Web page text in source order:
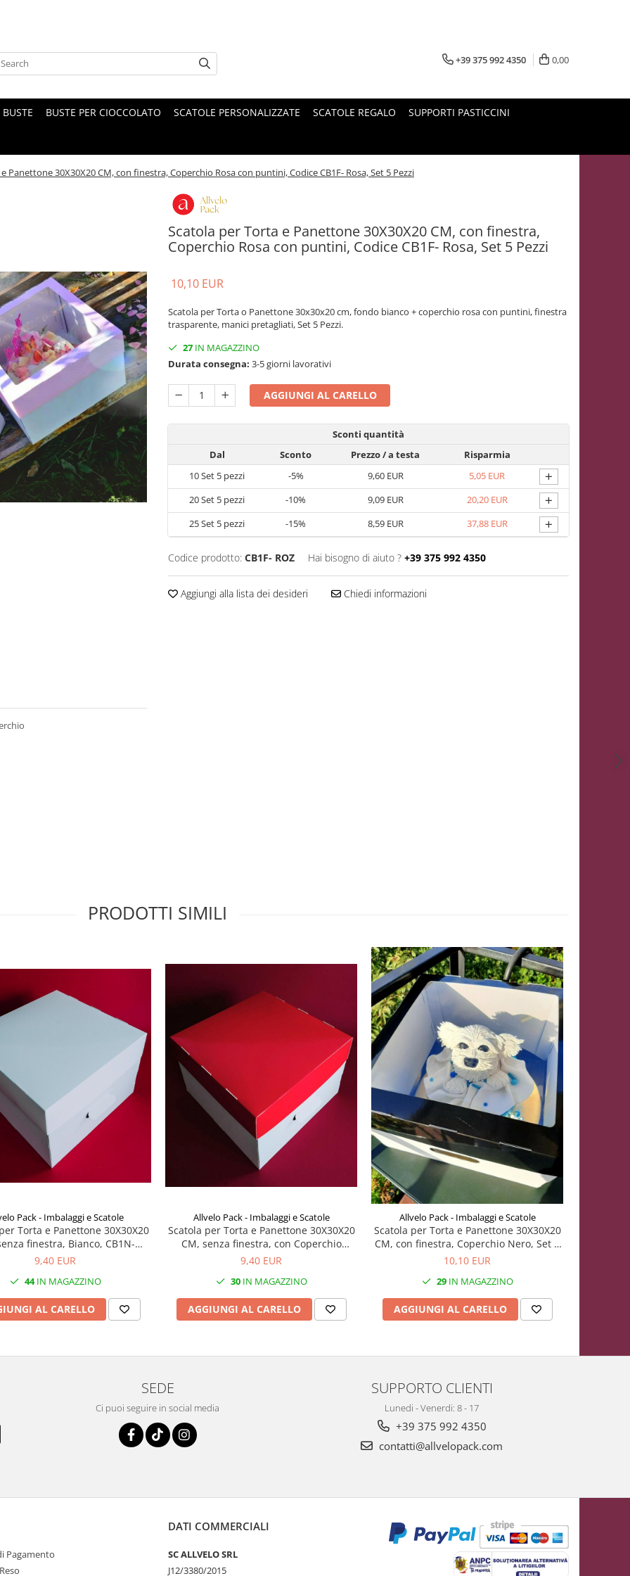
+39 375 992 4350 0,00
BUSTE BUSTE PER CIOCCOLATO SCATOLE PERSONALIZZATE SCATOLE REGALO SUPPORTI PASTICCINI
Panettone 30X30X20 CM, con finestra, Coperchio Rosa con puntini, Codice CB1F- Rosa, Set 5 Pezzi
Scatola per Torta e Panettone 30X30X20 CM, con finestra,
Coperchio Rosa con puntini, Codice CB1F- Rosa, Set 5 Pezzi
10,10 EUR
Scatola per Torta o Panettone 30x30x20 cm, fondo bianco + coperchio rosa con puntini, finestra
trasparente, manici pretagliati, Set 5 Pezzi.
27 IN MAGAZZINO
Durata consegna: 3-5 giorni lavorativi
AGGIUNGI AL CARELLO
Sconti quantità
Dal
Sconto Prezzo/ a testa
Risparmia
10Set 5 pezzi -5% 9,60 EUR 5,05 EUR +
20Set 5 pezzi -10% 9,09 EUR 20,20 EUR +
25Set 5 pezzi -15% 8,59 EUR 37,88 EUR +
Codice prodotto: CB1F- ROZ Hai bisogno di aiuto ? +39 375 992 4350
Aggiungi alla lista dei desideri Chiedi informazioni
PRODOTTI SIMILI
Pack - Imbalaggi e Scatole
Torta e Panettone 30X30X20
finestra, Bianco, CB1N-
Bianco, Set 5 Pezzi
9,40 EUR
44IN MAGAZZINO
AL CARELLO
Allvelo Pack - Imbalaggi e Scatole
Scatola per Torta e Panettone 30X30X20
CM, senza finestra, con Coperchio
Rosso, Codice CB1N- Rosso, Set 5 Pezzi
9,40 EUR
30IN MAGAZZINO
AGGIUNGI AL CARELLO
Allvelo Pack - Imbalaggi e Scatole
Scatola per Torta e Panettone 30X30X20
CM, con finestra, Coperchio Nero, Set 5
Pezzi
10,10 EUR
29IN MAGAZZINO
AGGIUNGI AL CARELLO
SEDE
Ci puoi seguire in social media
SUPPORTO CLIENTI
Lunedi - Venerdi: 8 - 17
+39 375 992 4350
contatti@allvelopack.com
Pagamento
DATI COMMERCIALI
SC ALLVELO SRL
J12/3380/2015